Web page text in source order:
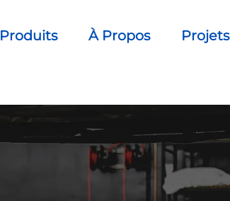
Produits À Propos Projets